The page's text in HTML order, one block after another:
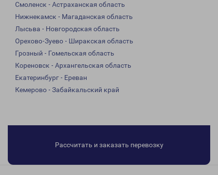
Смоленск - Астраханская область
Нижнекамск - Магаданская область
Лысьва - Новгородская область
Орехово-Зуево - Ширакская область
Грозный - Гомельская область
Кореновск - Архангельская область
Екатеринбург - Ереван
Кемерово - Забайкальский край
Рассчитать и заказать перевозку